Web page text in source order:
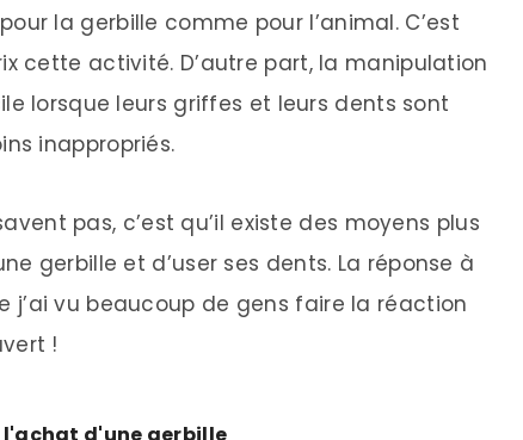
la gerbille comme pour l’animal. C’est
cette activité. D’autre part, la manipulation
lorsque leurs griffes et leurs dents sont
inappropriés.
pas, c’est qu’il existe des moyens plus
gerbille et d’user ses dents. La réponse à
j’ai vu beaucoup de gens faire la réaction
!